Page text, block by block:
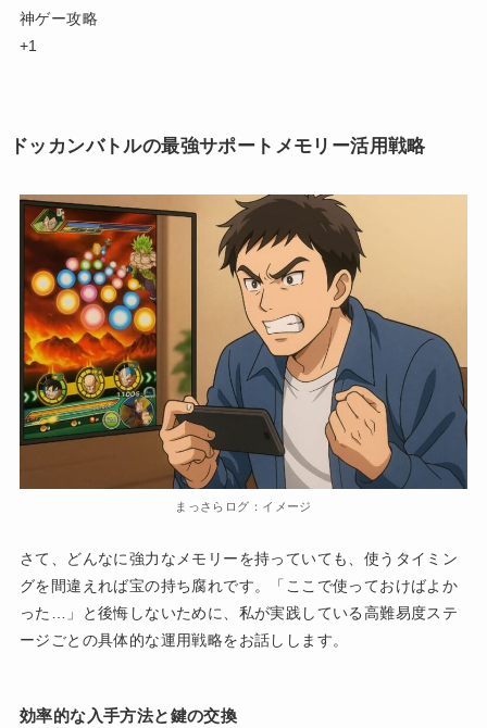
神ゲー攻略
+1
ドッカンバトルの最強サポートメモリー活用戦略
まっさらログ：イメージ
さて、どんなに強力なメモリーを持っていても、使うタイミン
グを間違えれば宝の持ち腐れです。「ここで使っておけばよか
った…」と後悔しないために、私が実践している高難易度ステ
ージごとの具体的な運用戦略をお話しします。
効率的な入手方法と鍵の交換